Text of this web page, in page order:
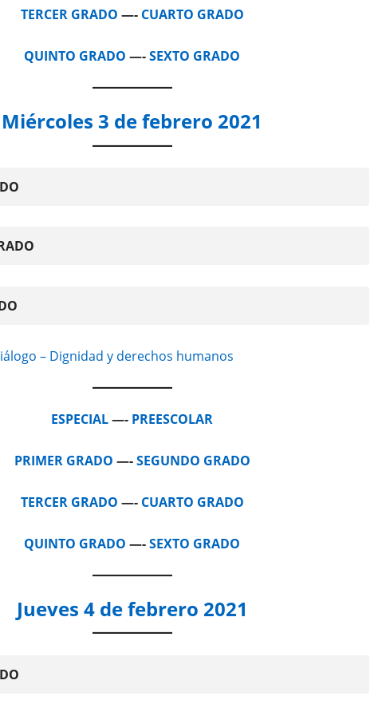
TERCER GRADO —- CUARTO GRADO
QUINTO GRADO —-SEXTO GRADO
Miércoles 3 de febrero 2021
– Dignidad y derechos humanos
ESPECIAL—- PREESCOLAR
PRIMER GRADO —-SEGUNDO GRADO
TERCER GRADO —- CUARTO GRADO
QUINTO GRADO —-SEXTO GRADO
Jueves 4 de febrero 2021